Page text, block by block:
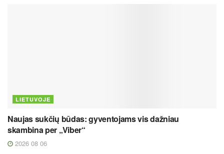
LIETUVOJE
Naujas sukčių būdas: gyventojams vis dažniau
skambina per „Viber“
2026 08 06